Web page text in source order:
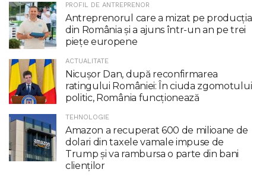
PROFIL DE ANTREPRENOR
Antreprenorul care a mizat pe producția
din România și a ajuns într-un an pe trei
piețe europene
ACTUALITATE
Nicuşor Dan, după reconfirmarea
ratingului României: În ciuda zgomotului
politic, România funcţionează
TEHNOLOGIE
Amazon a recuperat 600 de milioane de
dolari din taxele vamale impuse de
Trump şi va rambursa o parte din bani
clienţilor